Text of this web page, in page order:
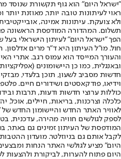
"ישראל היום" הוא גוף תקשורת שנוסד
ראוי לעיתונות טובה יותר, מאוזנת
ולא צועקת. עיתונות אמינה,
הפך "ישראל היום" לעיתון הישראלי בעל
חול. מו"ל העיתון היא ד"ר מרים
והעורך המייסד הוא עמוס רגב. אתרי
חדשות מסביב לשעון, תוכן בלעדי,
וידיאו, פודקאסטים ושידורים חיים.
כוללות ערוצי חדשות ודעות, תרבות
לאוויר האתר החדש והיישומון החדש
לספק לגולשים חוויה מהירה, עדכנית,
המודפסת של העיתון זמינים גם באתר,
לקבל אותם גם בניוזלטר. מועדון
היום" מציע לגולשי האתר הנחות
היום פתוח להערות, לביקורת ולהצעות